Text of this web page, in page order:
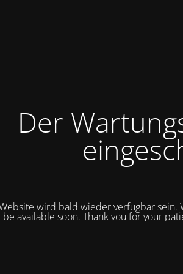
Der
wird bald wieder verfügbar sein.
available soon. Thank you for your